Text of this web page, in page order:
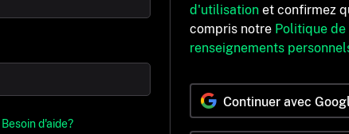
Besoin d'aide?
d'utilisation et confirmez
compris notre Politique
renseignements
Continuer avec